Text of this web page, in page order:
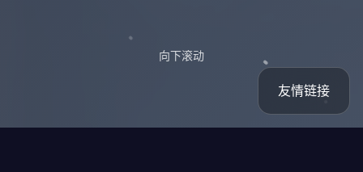
向下滚动
友情链接